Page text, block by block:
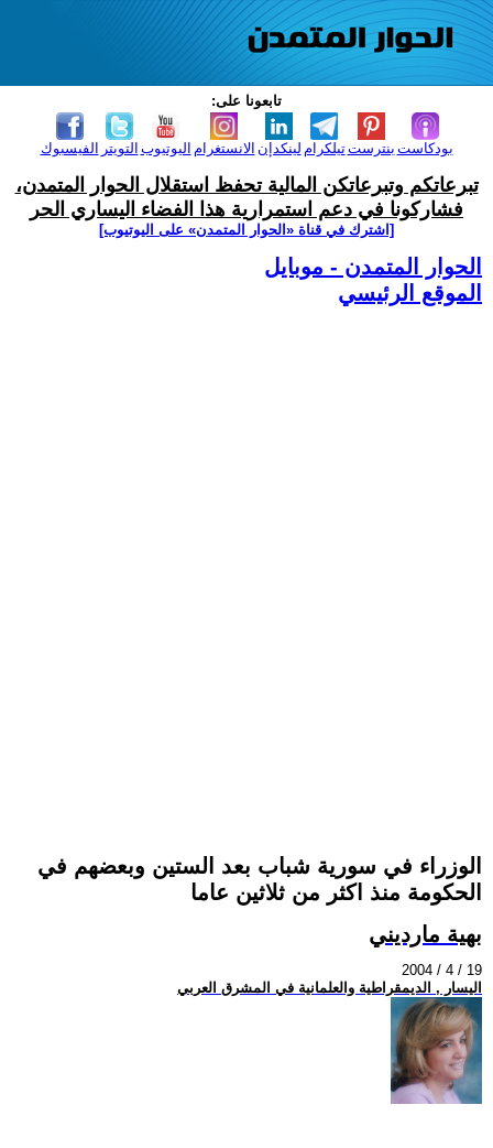
تابعونا على:
الفيسبوك التويتر اليوتيوب الانستغرام لينكدإن تيلكرامبنترست بودكاست
تبرعاتكم وتبرعاتكن المالية تحفظ استقلال الحوار المتمدن،
فشاركونا في دعم استمرارية هذا الفضاء اليساري الحر
[اشترك في قناة ‫«الحوار المتمدن» على اليوتيوب]
الحوار المتمدن - موبايل
الموقع الرئيسي
الوزراء في سورية شباب بعد الستين وبعضهم في
الحكومة منذ اكثر من ثلاثين عاما
بهية مارديني
2004 / 4 / 19
اليسار , الديمقراطية والعلمانية في المشرق العربي